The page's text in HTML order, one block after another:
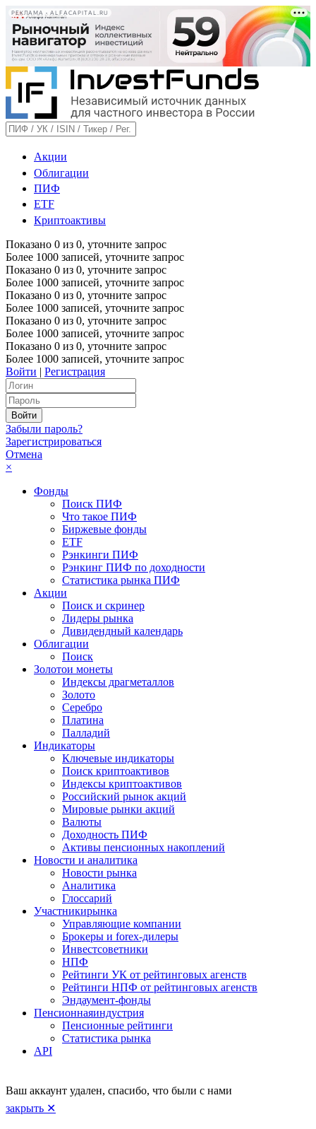
РЕКЛАМА • ALFACAPITAL.RU
Акции
Облигации
ПИФ
ETF
Криптоактивы
Показано 0 из 0, уточните запрос
Более 1000 записей, уточните запрос
Показано 0 из 0, уточните запрос
Более 1000 записей, уточните запрос
Показано 0 из 0, уточните запрос
Более 1000 записей, уточните запрос
Показано 0 из 0, уточните запрос
Более 1000 записей, уточните запрос
Показано 0 из 0, уточните запрос
Более 1000 записей, уточните запрос
Войти | Регистрация
Забыли пароль?
Зарегистрироваться
Отмена
×
Фонды
Поиск ПИФ
Что такое ПИФ
Биржевые фонды
ETF
Рэнкинги ПИФ
Рэнкинг ПИФ по доходности
Статистика рынка ПИФ
Акции
Поиск и скринер
Лидеры рынка
Дивидендный календарь
Облигации
Поиск
Золотои монеты
Индексы драгметаллов
Золото
Серебро
Платина
Палладий
Индикаторы
Ключевые индикаторы
Поиск криптоактивов
Индексы криптоактивов
Российский рынок акций
Мировые рынки акций
Валюты
Доходность ПИФ
Активы пенсионных накоплений
Новости и аналитика
Новости рынка
Аналитика
Глоссарий
Участникирынка
Управляющие компании
Брокеры и forex-дилеры
Инвестсоветники
НПФ
Рейтинги УК от рейтинговых агенств
Рейтинги НПФ от рейтинговых агенств
Эндаумент-фонды
Пенсионнаяиндустрия
Пенсионные рейтинги
Статистика рынка
API
Ваш аккаунт удален, спасибо, что были с нами
закрыть ✕